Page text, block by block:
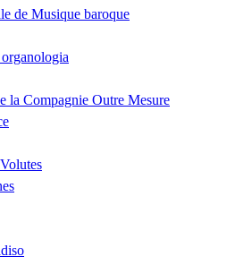
de Musique baroque
la Compagnie Outre Mesure